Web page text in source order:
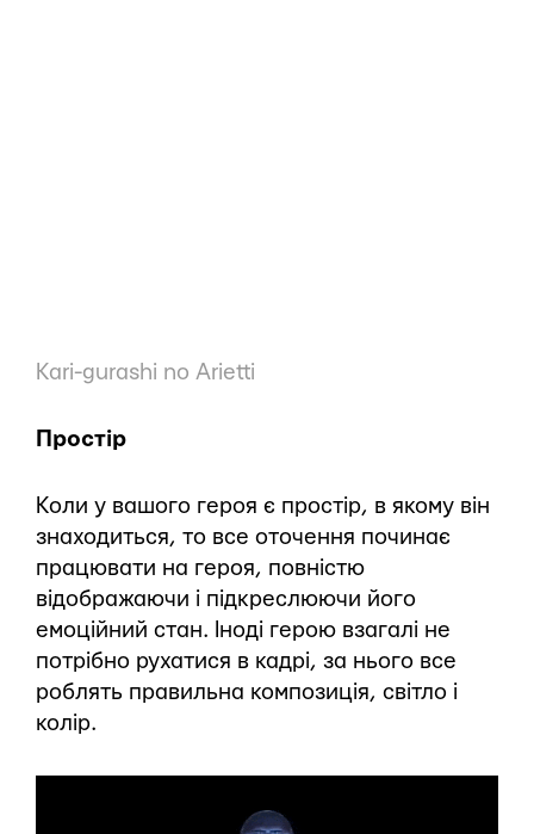
Kari-gurashi no Arietti
Простір
Коли у вашого героя є простір, в якому він
знаходиться, то все оточення починає
працювати на героя, повністю
відображаючи і підкреслюючи його
емоційний стан. Іноді герою взагалі не
потрібно рухатися в кадрі, за нього все
роблять правильна композиція, світло і
колір.